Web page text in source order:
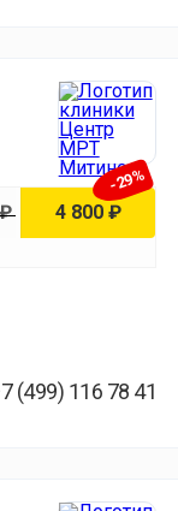
4 800 ₽
-29%
(499) 116 78 41